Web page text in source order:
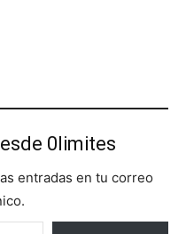
0limites
entradas en tu correo